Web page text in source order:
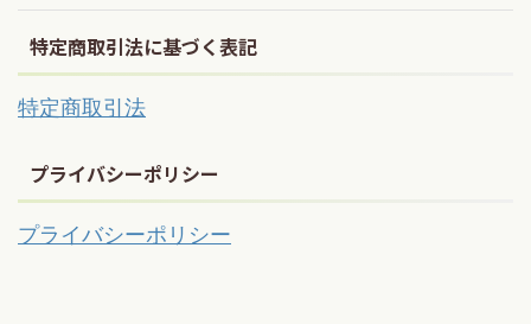
特定商取引法に基づく表記
特定商取引法
プライバシーポリシー
プライバシーポリシー